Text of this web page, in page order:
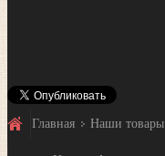
Главная Наши товары